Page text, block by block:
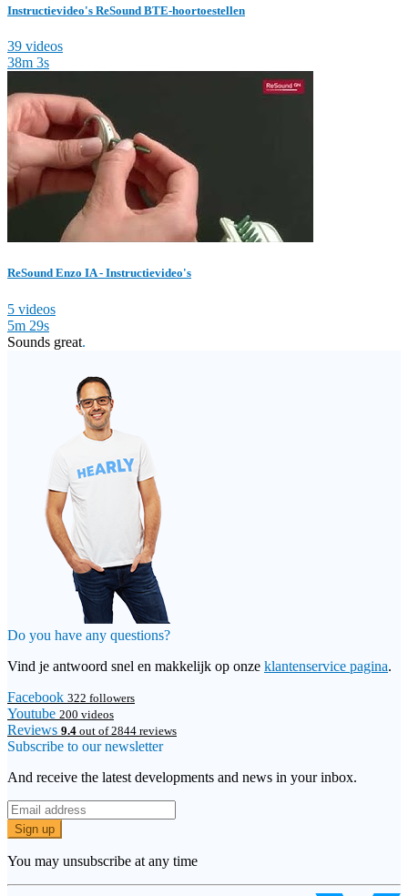
Instructievideo's ReSound BTE-hoortoestellen
39 videos
38m 3s
ReSound Enzo IA - Instructievideo's
5 videos
5m 29s
Sounds great.
Do you have any questions?
Vind je antwoord snel en makkelijk op onze klantenservice pagina.
Facebook 322 followers
Youtube 200 videos
Reviews 9.4 out of 2844 reviews
Subscribe to our newsletter
And receive the latest developments and news in your inbox.
Sign up
You may unsubscribe at any time